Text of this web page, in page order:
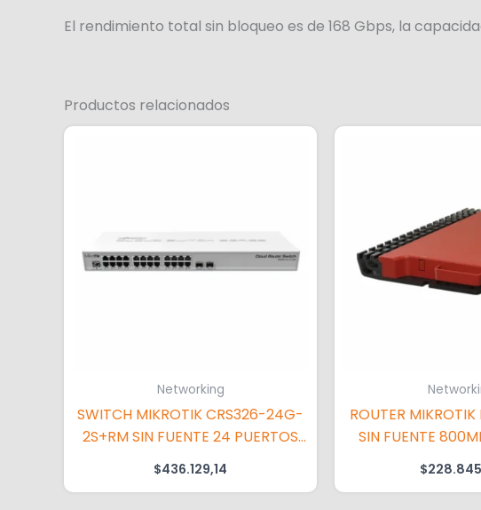
El rendimiento total sin bloqueo es de 168 Gbps, la
Productos relacionados
Networking
SWITCH MIKROTIK CRS326-24G-
2S+RM SIN FUENTE 24 PUERTOS
GIGA + 2SFP 1GB PARA RACK
$436.129,14
ROUTER
SIN FUENTE
PUERTO
$